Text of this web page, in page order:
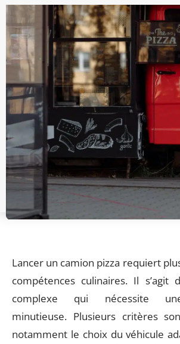
Lancer un camion pizza requiert
compétences culinaires. Il s’agit
complexe qui nécessite
minutieuse. Plusieurs critères
notamment le choix du véhicule